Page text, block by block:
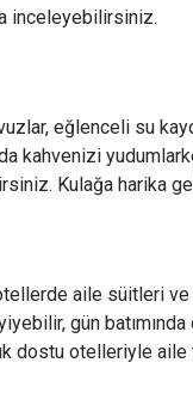
inceleyebilirsiniz.
eğlenceli su
kahvenizi
Kulağa harika
aile süitleri ve
gün
dostu otelleriyle